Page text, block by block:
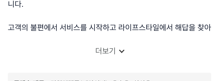
니다.
고객의 불편에서 서비스를 시작하고 라이프스타일에서 해답을 찾아
더보기